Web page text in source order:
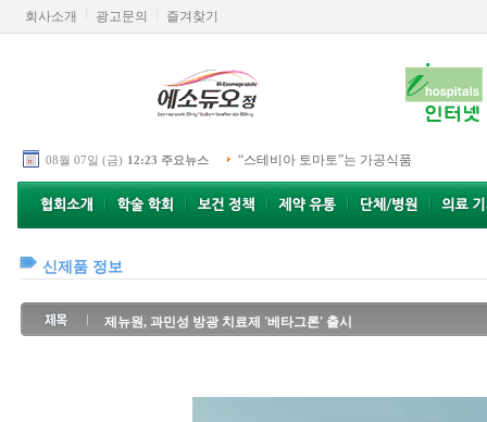
회사소개 광고문의 즐겨찾기
08월 07일 (금) 12:23 주요뉴스 “스테비아 토마토”는 가공식품
신제품 정보
제뉴원, 과민성 방광 치료제 '베타그론' 출시